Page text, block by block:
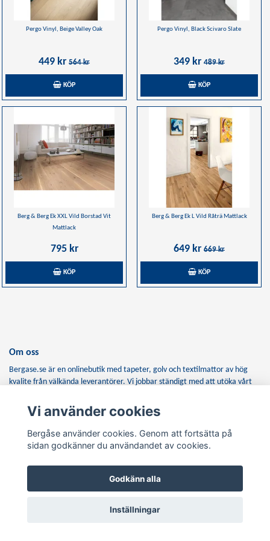
Pergo Vinyl, Beige Valley Oak
449 kr 564 kr
KÖP
Pergo Vinyl, Black Scivaro Slate
349 kr 489 kr
KÖP
Berg & Berg Ek XXL Vild Borstad Vit
Mattlack
795 kr
KÖP
Berg & Berg Ek L Vild Råträ Mattlack
649 kr 669 kr
KÖP
Om oss
Bergase.se är en onlinebutik med tapeter, golv och textilmattor av hög
kvalite från välkända leverantörer. Vi jobbar ständigt med att utöka vårt
kontakta oss.
Säkerhet kommer först hos oss. Därför kan du som kund alltid känna dig
trygg och säker när du handlar hos oss. Vi använder följande betalsätt.
Har du önskemål, funderingar eller bara vill komma i kontakt med oss?
Vi använder cookies
Bergåse använder cookies. Genom att fortsätta på
sidan godkänner du användandet av cookies.
Godkänn alla
Inställningar